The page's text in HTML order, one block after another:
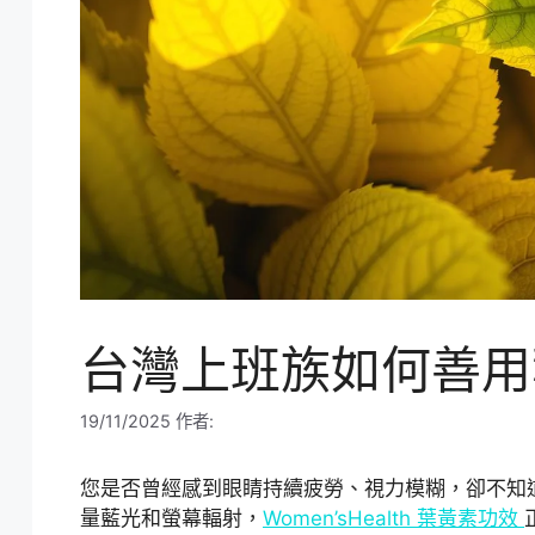
台灣上班族如何善
19/11/2025 作者:
您是否曾經感到眼睛持續疲勞、視力模糊，卻不
量藍光和螢幕輻射， Women’sHealth 葉黃素功效